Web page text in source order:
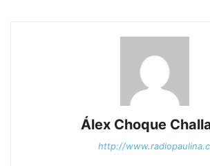
Álex Choque
http://